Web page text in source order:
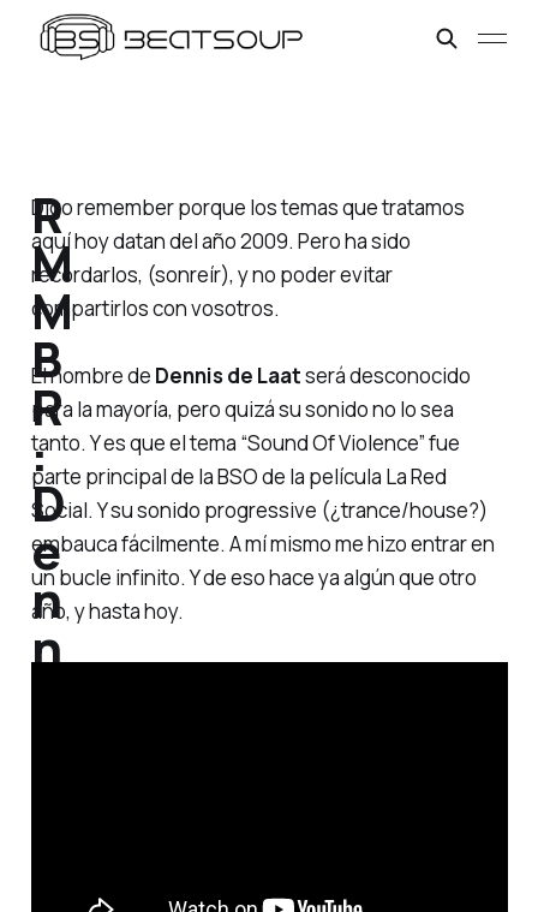
Digorememberporque los temas que tratamos
aquí hoy datan del año 2009. Pero ha sido
recordarlos, (sonreír), y no poder evitar
compartirlos con vosotros.
El nombre de Dennis de Laatserá desconocido
para la mayoría, pero quizá su sonido no lo sea
tanto. Y es que el tema “Sound Of Violence”fue
parte principal de la BSO de la película La Red
Social. Y su sonido progressive (¿trance/house?)
embauca fácilmente. A mí mismo me hizo entrar en
un bucle infinito. Y de eso hace ya algún que otro
año, y hasta hoy.
R
M
M
B
R
:
D
e
n
n